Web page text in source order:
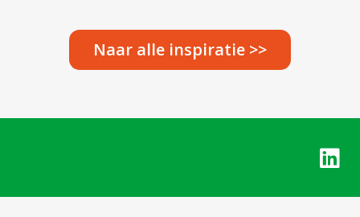
Naar alle inspiratie >>